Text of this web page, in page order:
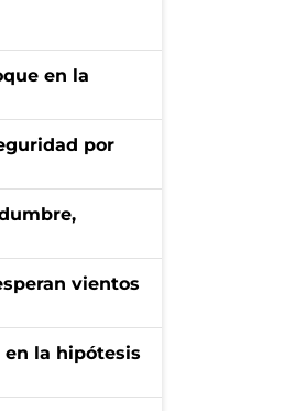
en la
por
vientos
la hipótesis